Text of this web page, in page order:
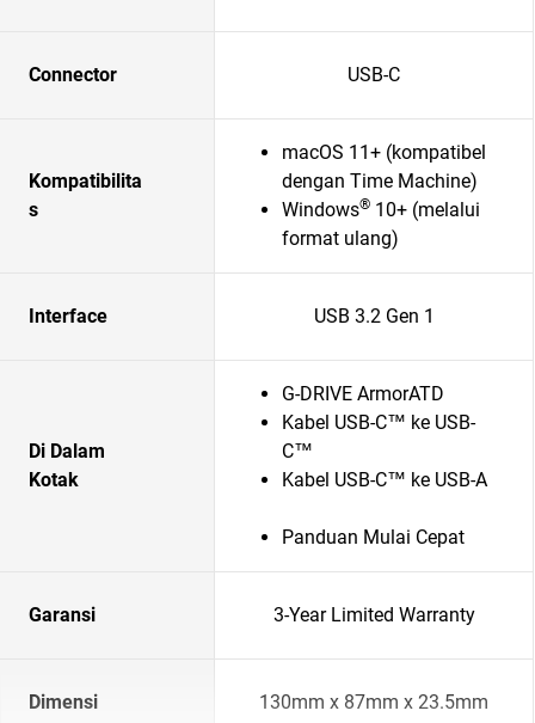
Connector USB-C
Kompatibilita
s
macOS 11+ (kompatibel
dengan Time Machine)
Windows® 10+ (melalui
format ulang)
Interface USB 3.2 Gen 1
Di Dalam
Kotak
G-DRIVE ArmorATD
Kabel USB-C™ ke USB-
C™
Kabel USB-C™ ke USB-A
Panduan Mulai Cepat
Garansi 3-Year Limited Warranty
Dimensi 130mm x 87mm x 23.5mm